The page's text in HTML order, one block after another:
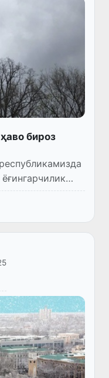
бироз
туман тушиши